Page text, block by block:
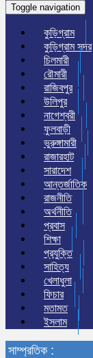
Toggle navigation
কুড়িগ্রাম
কুড়িগ্রাম সদর
চিলমারী
রৌমারী
রাজিবপুর
উলিপুর
নাগেশ্বরী
ফুলবাড়ী
ভুরুঙ্গামারী
রাজারহাট
সারাদেশ
আন্তর্জাতিক
রাজনীতি
অর্থনীতি
প্রবাস
শিক্ষা
প্রযুক্তি
সাহিত্য
খেলাধুলা
ফিচার
মতামত
ইসলাম
সাম্প্রতিক :